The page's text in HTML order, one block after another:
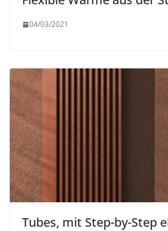
04/03/2021
Tubes, mit Step-by-Step